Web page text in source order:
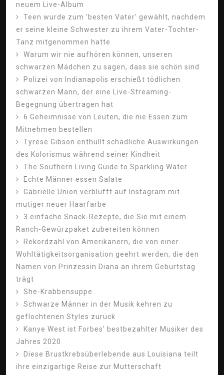
neuem Live-Album
Teen wurde zum 'besten Vater' gewählt, nachdem
er seine kleine Schwester zu ihrem Vater-Tochter-
Tanz mitgenommen hatte
Warum wir nie aufhören können, unseren
schwarzen Mädchen zu sagen, dass sie schön sind
Polizei von Indianapolis erschießt tödlichen
schwarzen Mann, der eine Live-Streaming-
Begegnung übertragen hat
6 Geheimnisse von Leuten, die nie Essen zum
Mitnehmen bestellen
Tyrese Gibson enthüllt schädliche Auswirkungen
des Kolorismus während seiner Kindheit
The Southern Living Guide to Sparkling Water
Echte Männer essen Salate
Gabrielle Union verblüfft auf Instagram mit
mutiger neuer Haarfarbe
3 einfache Snack-Rezepte, die Sie mit einem
Ranch-Gewürzpaket zubereiten können
Rekordzahl von Amerikanern, die von einer
Wohltätigkeitsorganisation geehrt werden, die den
Namen von Prinzessin Diana an ihrem Geburtstag
trägt
She-Krabbensuppe
Schwarze Männer in der Musik kehren zu
geflochtenen Styles zurück
Kanye West ist Forbes' bestbezahlter Musiker des
Jahres 2020
Diese Brustkrebsüberlebende aus Louisiana teilt
ihre einzigartige Reise zur Mutterschaft